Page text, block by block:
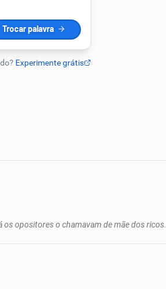
os opositores o chamavam de mãe dos ricos.